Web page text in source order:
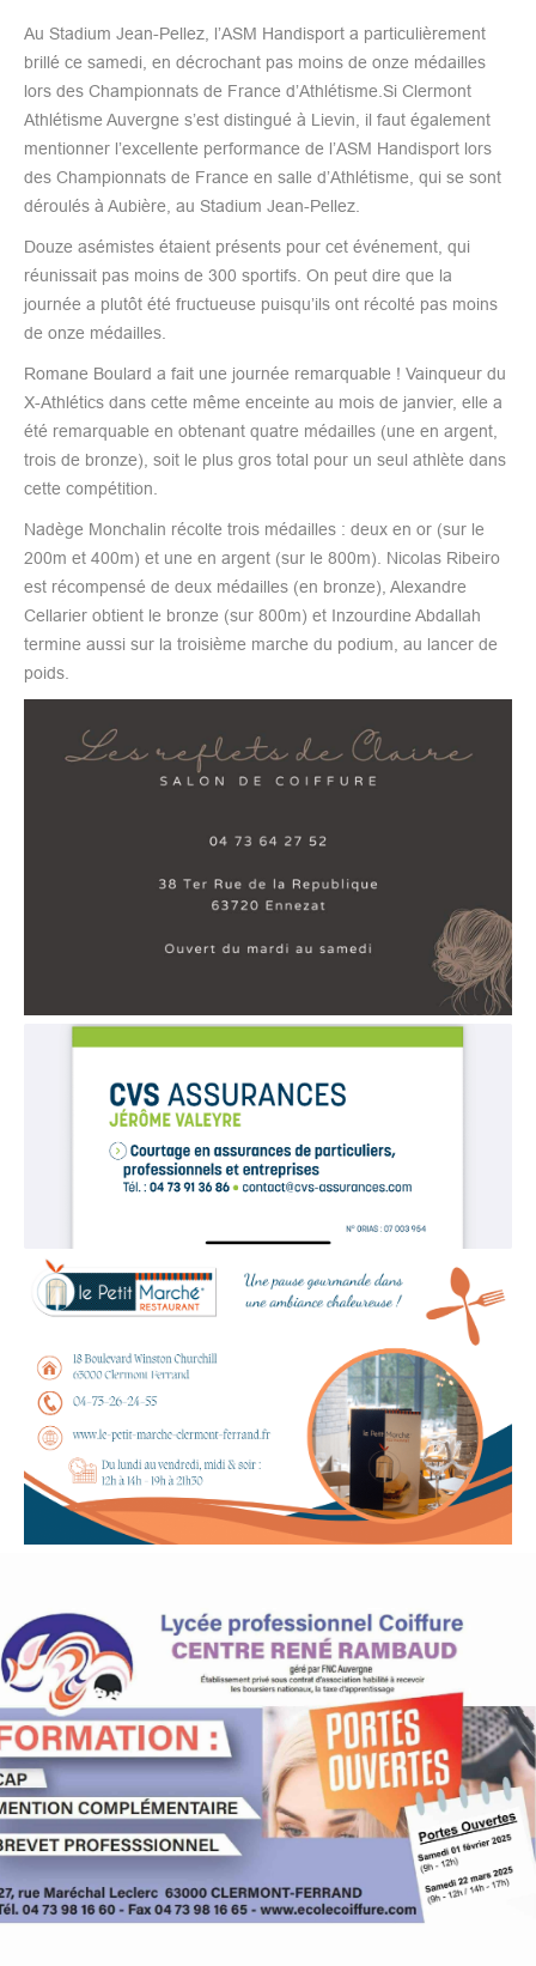
Au Stadium Jean-Pellez, l’ASM Handisport a particulièrement
brillé ce samedi, en décrochant pas moins de onze médailles
lors des Championnats de France d’Athlétisme.Si Clermont
Athlétisme Auvergne s’est distingué à Lievin, il faut également
mentionner l’excellente performance de l’ASM Handisport lors
des Championnats de France en salle d’Athlétisme, qui se sont
déroulés à Aubière, au Stadium Jean-Pellez.
Douze asémistes étaient présents pour cet événement, qui
réunissait pas moins de 300 sportifs. On peut dire que la
journée a plutôt été fructueuse puisqu’ils ont récolté pas moins
de onze médailles.
Romane Boulard a fait une journée remarquable ! Vainqueur du
X-Athlétics dans cette même enceinte au mois de janvier, elle a
été remarquable en obtenant quatre médailles (une en argent,
trois de bronze), soit le plus gros total pour un seul athlète dans
cette compétition.
Nadège Monchalin récolte trois médailles : deux en or (sur le
200m et 400m) et une en argent (sur le 800m). Nicolas Ribeiro
est récompensé de deux médailles (en bronze), Alexandre
Cellarier obtient le bronze (sur 800m) et Inzourdine Abdallah
termine aussi sur la troisième marche du podium, au lancer de
poids.